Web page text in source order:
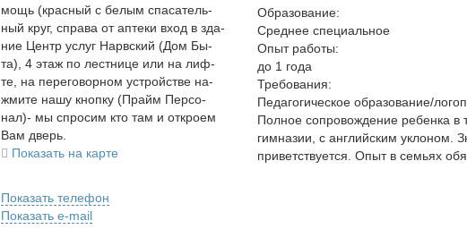
Образование:
Среднее специальное
Опыт работы:
до 1 года
Требования:
Педагогическое образование/
Полное сопровождение ребенка в
гимназии, с английским уклоном.
приветствуется. Опыт в семьях
мощь (крас­ный с бе­лым спа­са­тель­
ный круг, спра­ва от ап­те­ки вход в зда­
ние Центр услуг Нарв­ский (Дом Бы­
та), 4 этаж по лест­ни­це или на лиф­
те, на пе­ре­го­вор­ном устрой­стве на­
жми­те на­шу кноп­ку (Прайм Пер­со­
нал)- мы спро­сим кто там и от­кро­ем
Вам дверь.
Показать на карте
Показать телефон
Показать e-mail